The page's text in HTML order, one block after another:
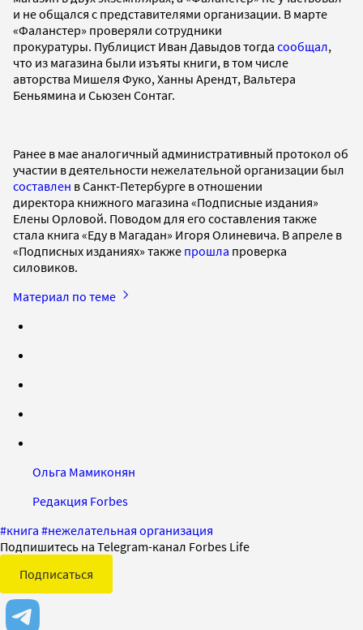
и не общался с представителями организации. В марте
«Фаланстер» проверяли сотрудники
прокуратуры. Публицист Иван Давыдов тогда сообщал,
что из магазина были изъяты книги, в том числе
авторства Мишеля Фуко, Ханны Арендт, Вальтера
Беньямина и Сьюзен Сонтаг.
Ранее в мае аналогичный административный протокол об
участии в деятельности нежелательной организации был
составлен в Санкт-Петербурге в отношении
директора книжного магазина «Подписные издания»
Елены Орловой. Поводом для его составления также
стала книга «Еду в Магадан» Игоря Олиневича. В апреле в
«Подписных изданиях» также прошла проверка
силовиков.
Материал по теме
Ольга Мамиконян
Редакция Forbes
#книга #нежелательная организация
Подпишитесь на Telegram-канал Forbes Life
Подписаться